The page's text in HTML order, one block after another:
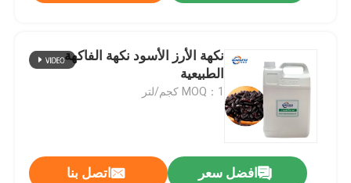
مراقبة الجودة
اتصل بنا
نكهة الأرز الأسود نكهة الفاكهة
الطبيعية
MOQ：1 كجم/لتر
افضل سعر اتصل بنا